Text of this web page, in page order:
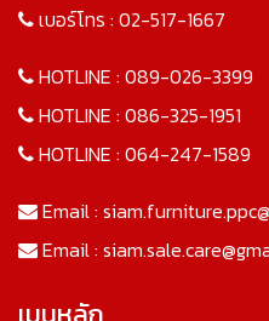
เบอร์โทร : 02-517-1667
HOTLINE : 089-026-3399
HOTLINE : 086-325-1951
HOTLINE : 064-247-1589
Email :
Email :